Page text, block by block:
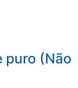
puro (Não